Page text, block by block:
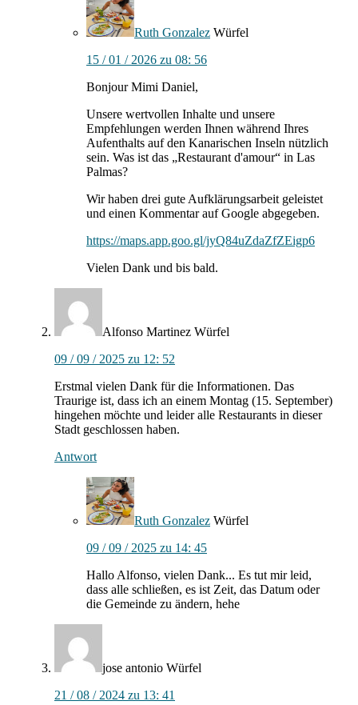
Ruth Gonzalez Würfel
15 / 01 / 2026 zu 08: 56
Bonjour Mimi Daniel,
Unsere wertvollen Inhalte und unsere
Empfehlungen werden Ihnen während Ihres
Aufenthalts auf den Kanarischen Inseln nützlich
sein. Was ist das „Restaurant d'amour“ in Las
Palmas?
Wir haben drei gute Aufklärungsarbeit geleistet
und einen Kommentar auf Google abgegeben.
https://maps.app.goo.gl/jyQ84uZdaZfZEigp6
Vielen Dank und bis bald.
Alfonso Martinez Würfel
09 / 09 / 2025 zu 12: 52
Erstmal vielen Dank für die Informationen. Das
Traurige ist, dass ich an einem Montag (15. September)
hingehen möchte und leider alle Restaurants in dieser
Stadt geschlossen haben.
Antwort
Ruth Gonzalez Würfel
09 / 09 / 2025 zu 14: 45
Hallo Alfonso, vielen Dank... Es tut mir leid,
dass alle schließen, es ist Zeit, das Datum oder
die Gemeinde zu ändern, hehe
jose antonio Würfel
21 / 08 / 2024 zu 13: 41